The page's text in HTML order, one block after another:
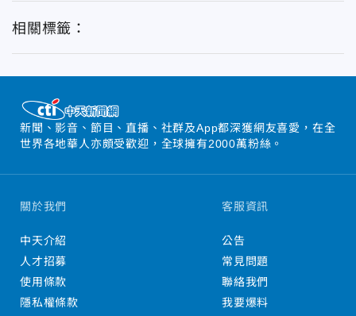
相關標籤：
新聞、影音、節目、直播、社群及App都深獲網友喜愛，在全
世界各地華人亦頗受歡迎，全球擁有2000萬粉絲。
關於我們
中天介紹
人才招募
使用條款
隱私權條款
客服資訊
公告
常見問題
聯絡我們
我要爆料